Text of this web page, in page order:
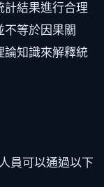
計結果進行合理
不等於因果關
論知識來解釋統
員可以通過以下